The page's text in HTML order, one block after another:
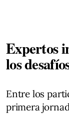
Expertos
los
Entre los
primera